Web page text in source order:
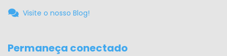
Visite o nosso Blog!
Permaneça conectado